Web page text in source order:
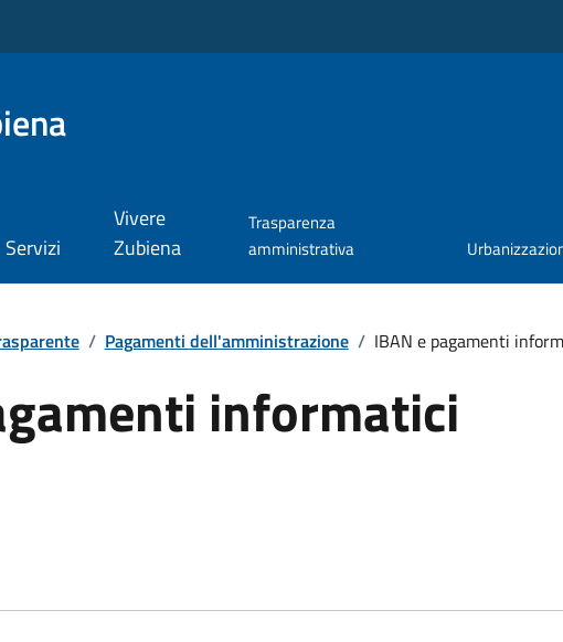
Servizi
Vivere
Zubiena
Trasparenza
amministrativa
/ Pagamenti dell'amministrazione / IBAN e pagamenti
informatici